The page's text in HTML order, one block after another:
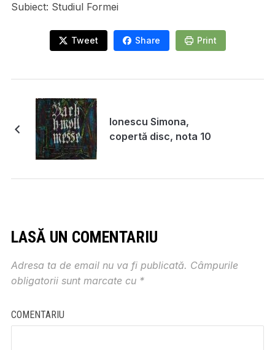
Subiect: Studiul Formei
Tweet Share Print
Ionescu Simona,
copertă disc, nota 10
LASĂ UN COMENTARIU
Adresa ta de email nu va fi publicată. Câmpurile
obligatorii sunt marcate cu *
COMENTARIU